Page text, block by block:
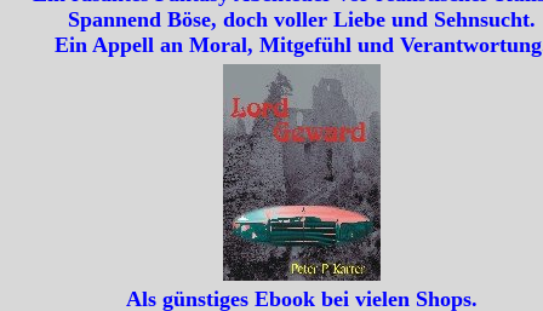
Spannend Böse, doch voller Liebe und Sehnsucht.
Ein Appell an Moral, Mitgefühl und
Als günstiges Ebook bei vielen Shops.